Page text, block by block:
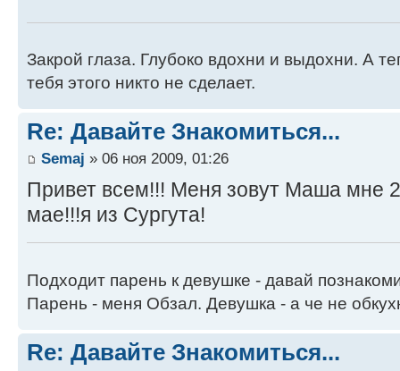
Закрой глаза. Глубоко вдохни и выдохни. А
тебя этого никто не сделает.
Re: Давайте Знакомиться...
Semaj » 06 ноя 2009, 01:26
Привет всем!!! Меня зовут Маша мне
мае!!!я из Сургута!
Подходит парень к девушке - давай
Парень - меня Обзал. Девушка - а че не
Re: Давайте Знакомиться...